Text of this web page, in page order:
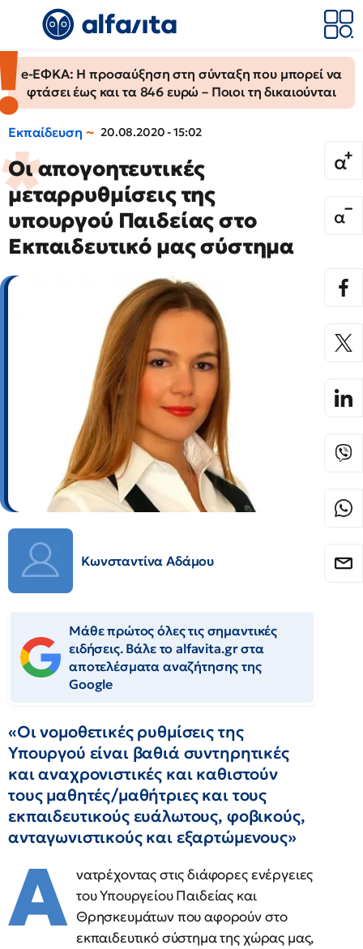
e-ΕΦΚΑ: Η προσαύξηση στη σύνταξη που μπορεί να
φτάσει έως και τα 846 ευρώ – Ποιοι τη δικαιούνται
Εκπαίδευση 20.08.2020 - 15:02
Οι απογοητευτικές
μεταρρυθμίσεις της
υπουργού Παιδείας στο
Εκπαιδευτικό μας σύστημα
Κωνσταντίνα Αδάμου
Μάθε πρώτος όλες τις σημαντικές
ειδήσεις. Βάλε το alfavita.gr στα
αποτελέσματα αναζήτησης της
Google
«Οι νομοθετικές ρυθμίσεις της
Υπουργού είναι βαθιά συντηρητικές
και αναχρονιστικές και καθιστούν
τους μαθητές/μαθήτριες και τους
εκπαιδευτικούς ευάλωτους, φοβικούς,
ανταγωνιστικούς και εξαρτώμενους»
Α νατρέχοντας στις διάφορες ενέργειες
του Υπουργείου Παιδείας και
Θρησκευμάτων που αφορούν στο
εκπαιδευτικό σύστημα της χώρας μας,